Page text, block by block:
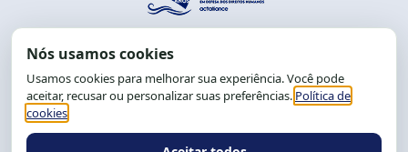
End.: R. da Graça, 150. Graça
CEP: 40.150-055
Salvador-BA, Brasil.
Tel.: (71) 2104-5457, Cel.: (71) 9 9239-2104 ou 2105
Expediente: 8h às 12h e 13 às 17h.